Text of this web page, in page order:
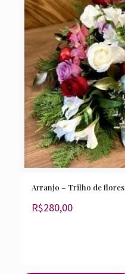
Arranjo – Trilho de flores
R$280,00